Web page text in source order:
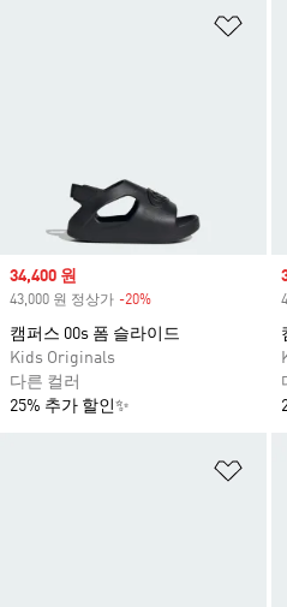
Sale price
34,400 원
43,000 원 정상가 -20%
캠퍼스 00s 폼 슬라이드
Kids Originals
다른 컬러
25% 추가 할인✨